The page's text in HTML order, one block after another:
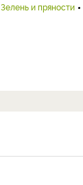
Зелень и пряности